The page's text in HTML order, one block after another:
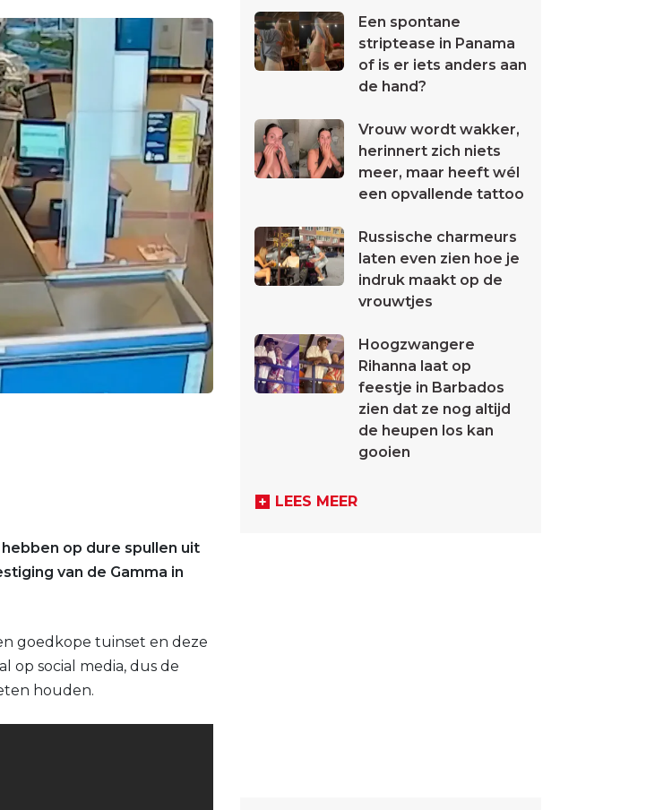
op dure spullen uit
van de Gamma in
goedkope tuinset en deze
op social media, dus de
houden.
Een spontane
striptease in Panama
of is er iets anders aan
de hand?
Vrouw wordt wakker,
herinnert zich niets
meer, maar heeft wél
een opvallende tattoo
Russische charmeurs
laten even zien hoe je
indruk maakt op de
vrouwtjes
Hoogzwangere
Rihanna laat op
feestje in Barbados
zien dat ze nog altijd
de heupen los kan
gooien
LEES MEER